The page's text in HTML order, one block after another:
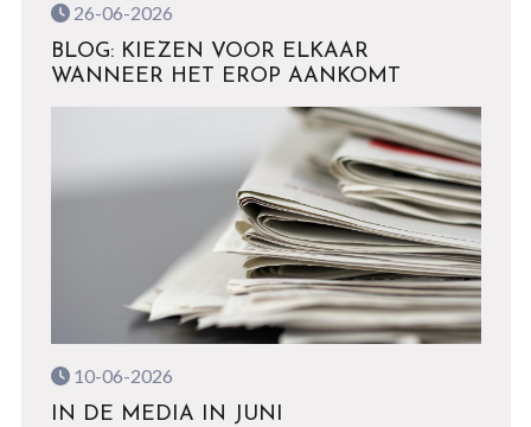
26-06-2026
BLOG: KIEZEN VOOR ELKAAR
WANNEER HET EROP AANKOMT
10-06-2026
IN DE MEDIA IN JUNI